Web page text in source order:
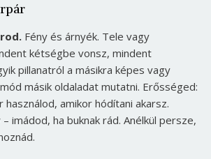
Fény és árnyék. Tele vagy
kétségbe vonsz, mindent
pillanatról a másikra képes vagy
másik oldaladat mutatni. Erősséged:
használod, amikor hódítani akarsz.
imádod, ha buknak rád. Anélkül persze,